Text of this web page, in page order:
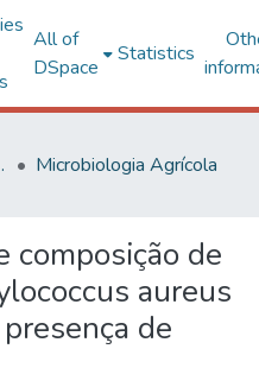
All of
DSpace
Statistics
Microbiologia Agrícola
composição de
aureus
de